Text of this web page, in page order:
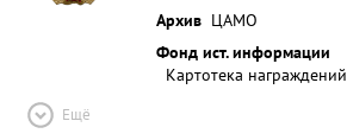
Архив ЦАМО
Фонд ист. информации
Картотека награждений
Ещё